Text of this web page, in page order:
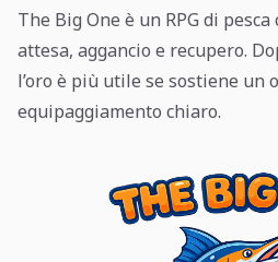
The Big One è un RPG di
attesa, aggancio e recupero.
l’oro è più utile se sostiene un
equipaggiamento chiaro.